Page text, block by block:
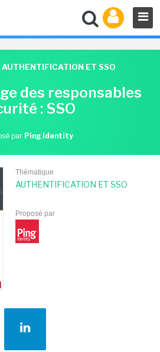
AUTHENTIFICATION ET SSO
des responsables
: SSO
par Ping Identity
Thématique
AUTHENTIFICATION ET SSO
Proposé par